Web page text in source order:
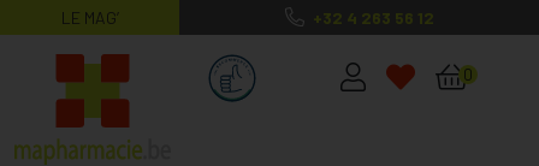
LE MAG’ +32 4 263 56 12
MaPharmacie.be ma santé, mes
0